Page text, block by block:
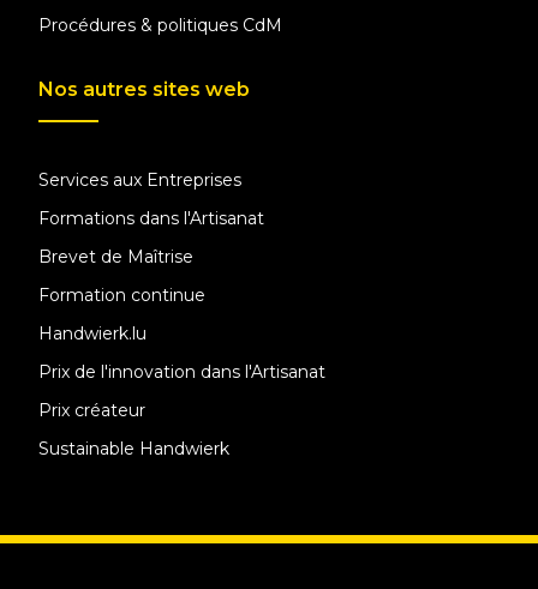
Procédures & politiques CdM
Nos autres sites web
Services aux Entreprises
Formations dans l'Artisanat
Brevet de Maîtrise
Formation continue
Handwierk.lu
Prix de l'innovation dans l'Artisanat
Prix créateur
Sustainable Handwierk